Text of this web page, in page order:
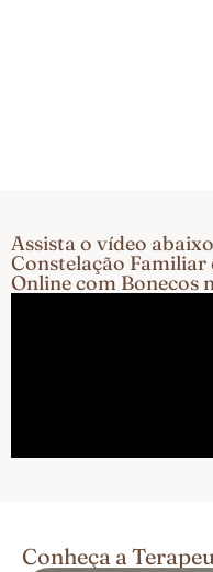
Assista o vídeo
Constelação Familiar
Online com Bonecos
Conheça a